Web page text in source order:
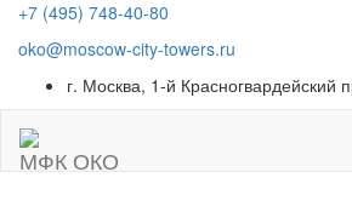
+7 (495) 748-40-80
oko@moscow-city-towers.ru
г. Москва, 1-й Красногвардейский
МФК ОКО